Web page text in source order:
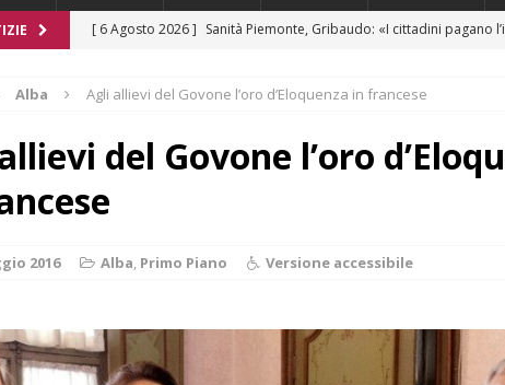
[ 6 Agosto 2026 ] Sanità Piemonte, Gribaudo: «I cittadini pagano
[ 6 Agosto 2026 ] Serie D, il Bra nel Girone A: definito il cammino
BRA
Piemonte punta sull’automotive con le Aree di
ALTRE NOTIZIE
Emergenza incendi Piemonte: Azione propone
[ 6 Agosto 2026 ] È morto Francesco Guccini, aveva 86 anni. Il
[ 6 Agosto 2026 ]
Clavesana, indagine su amministratori,
Alba Agli allievi del Govone l’oro d’Eloquenza in francese
del Govone l’oro
2016 Alba, Primo Piano Versione accessibile